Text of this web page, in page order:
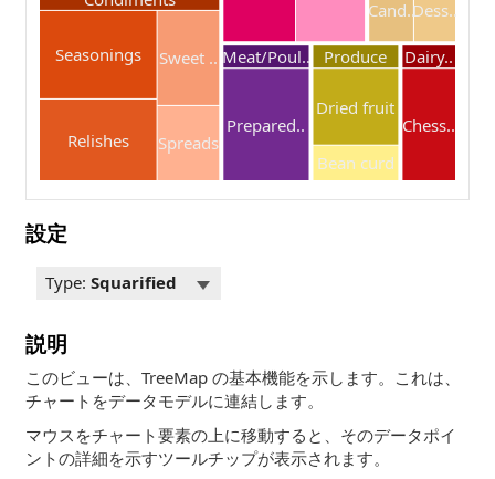
Seasonings
Relishes
Sweet ..
Spreads
Cand..Dess..
Prepared..
Meat/Poul..
Dried fruit
Bean curd
Produce
Chess..
Dairy..
設定
Type: Squarified
説明
このビューは、TreeMap の基本機能を示します。これは、
チャートをデータモデルに連結します。
マウスをチャート要素の上に移動すると、そのデータポイ
ントの詳細を示すツールチップが表示されます。